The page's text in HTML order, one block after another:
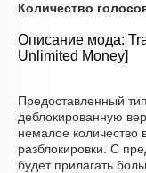
Количество
Описание мода:
Unlimited Money]
Предоставленный
деблокированную
немалое количество
разблокировки. С
будет прилагать